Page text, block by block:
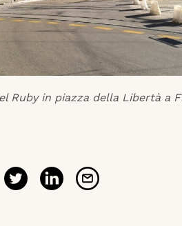
Ruby in piazza della Libertà a